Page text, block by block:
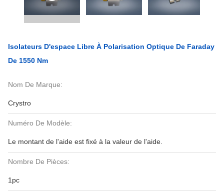
Isolateurs D'espace Libre À Polarisation Optique De Faraday
De 1550 Nm
Nom De Marque:
Crystro
Numéro De Modèle:
Le montant de l'aide est fixé à la valeur de l'aide.
Nombre De Pièces:
1pc